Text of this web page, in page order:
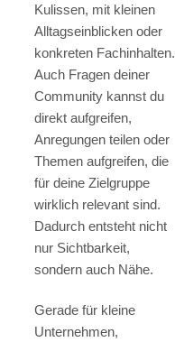
Kulissen, mit kleinen
Alltagseinblicken oder
konkreten Fachinhalten.
Auch Fragen deiner
Community kannst du
direkt aufgreifen,
Anregungen teilen oder
Themen aufgreifen, die
für deine Zielgruppe
wirklich relevant sind.
Dadurch entsteht nicht
nur Sichtbarkeit,
sondern auch Nähe.
Gerade für kleine
Unternehmen,